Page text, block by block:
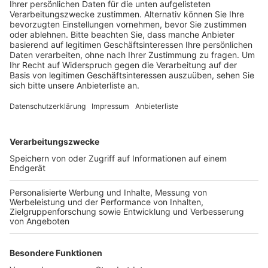
Veröffentlicht: Mittwoch, 15.05.2024 18:04
Denn laut dem Kämmerer hat eine kleine Panne beim
Layout gegeben, so dass die Stadt noch einmal
nachbessern muss. Sie will deshalb auch im
kommenden Jahr noch einmal Bescheide verschicken.
Die sollen dann aber tatsächlich für mehrere Jahre
gelten. Ziel der neuen Regelung ist es, Geld zu sparen
Kerpen 100 Euro Hundesteuer. Ab drei Tieren werden